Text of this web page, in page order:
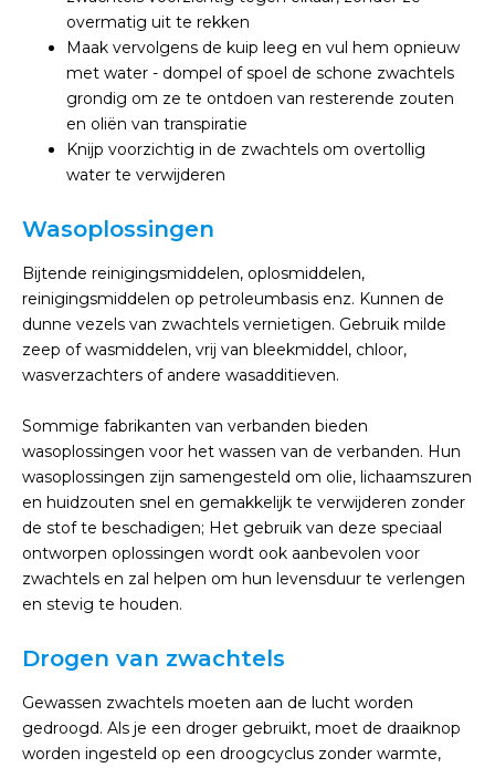
overmatig uit te rekken
Maak vervolgens de kuip leeg en vul hem opnieuw
met water - dompel of spoel de schone zwachtels
grondig om ze te ontdoen van resterende zouten
en oliën van transpiratie
Knijp voorzichtig in de zwachtels om overtollig
water te verwijderen
Wasoplossingen
Bijtende reinigingsmiddelen, oplosmiddelen,
reinigingsmiddelen op petroleumbasis enz. Kunnen de
dunne vezels van zwachtels vernietigen. Gebruik milde
zeep of wasmiddelen, vrij van bleekmiddel, chloor,
wasverzachters of andere wasadditieven.
Sommige fabrikanten van verbanden bieden
wasoplossingen voor het wassen van de verbanden. Hun
wasoplossingen zijn samengesteld om olie, lichaamszuren
en huidzouten snel en gemakkelijk te verwijderen zonder
de stof te beschadigen; Het gebruik van deze speciaal
ontworpen oplossingen wordt ook aanbevolen voor
zwachtels en zal helpen om hun levensduur te verlengen
en stevig te houden.
Drogen van zwachtels
Gewassen zwachtels moeten aan de lucht worden
gedroogd. Als je een droger gebruikt, moet de draaiknop
worden ingesteld op een droogcyclus zonder warmte,